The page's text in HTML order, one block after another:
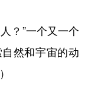
？”一个又一个
然和宇宙的动